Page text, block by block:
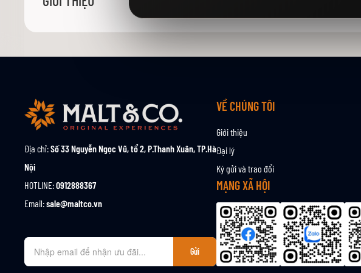
viện
ảnh
Địa chỉ:Số 33 Nguyễn Ngọc Vũ, tổ 2, P.Thanh Xuân, TP.Hà
Nội
HOTLINE:0912888367
Email:sale@maltco.vn
Đ
n
Gửi
VỀ CHÚNG TÔI
Giới thiệu
Đại lý
Ký gửi và trao đổi
MẠNG XÃ HỘI